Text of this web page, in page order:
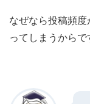
なぜなら投稿頻
ってしまうからで